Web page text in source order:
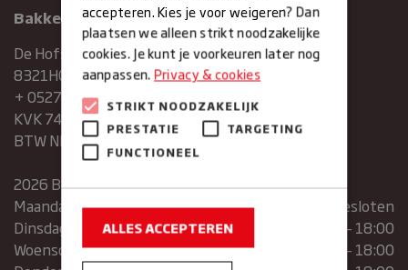
Bakkerij Maxima
De Hofstee 1
8321HG Urk
+ 0527683454
KVK 74286293
BTW NR. NL859839151B01
2026 Bakkerij Maxima
Maandag
gesloten
Dinsdag
07:30 – 13:00 | 14:00 – 18:00
Woensdag
07:30 – 13:00 | 14:00 – 18:00
accepteren. Kies je voor weigeren? Dan
plaatsen we alleen strikt noodzakelijke
cookies. Je kunt je voorkeuren later nog
aanpassen.Privacy & cookies
STRIKT NOODZAKELIJK
PRESTATIE
TARGETING
FUNCTIONEEL
ALLES ACCEPTEREN